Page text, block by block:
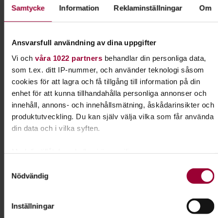
Samtycke Information Reklaminställningar Om
Ansvarsfull användning av dina uppgifter
Vi och våra 1022 partnersbehandlar din personliga data,
som t.ex. ditt IP-nummer, och använder teknologi såsom
cookies för att lagra och få tillgång till information på din
enhet för att kunna tillhandahålla personliga annonser och
innehåll, annons- och innehållsmätning, åskådarinsikter och
produktutveckling. Du kan själv välja vilka som får använda
din data och i vilka syften.
kan ha en noggrannhet på upp till flera meter
Ta reda på mer om hur dina personliga uppgifter behandlas
Nödvändig
Inställningar
Kursen bedrivs som studiecirkel i samarbete med
Det är obligatoriskt att din hund har giltiga vaccinationer
enligt SKK’s regelverk.
Varmt välkomna!
Sökord
Valpkurs inlärning hund SSBK dagtid
Janet Borg